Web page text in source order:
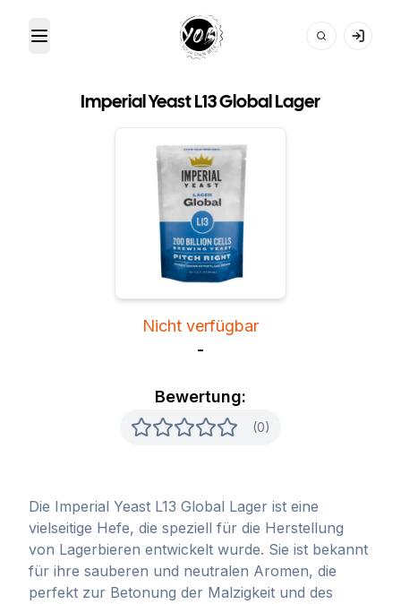
Toggle Menu Your Own Beer
Imperial Yeast L13 Global Lager
Bewertung:
(0)
Nicht verfügbar
-
Die Imperial Yeast L13 Global Lager ist eine
vielseitige Hefe, die speziell für die Herstellung
von Lagerbieren entwickelt wurde. Sie ist bekannt
für ihre sauberen und neutralen Aromen, die
perfekt zur Betonung der Malzigkeit und des